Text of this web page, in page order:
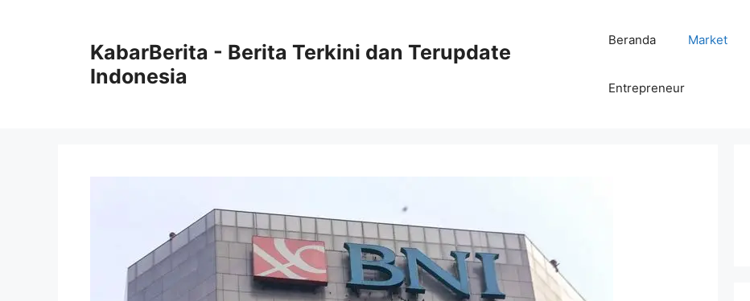
KabarBerita - Berita Terkini dan Terupdate
Indonesia
Beranda Market
Entrepreneur